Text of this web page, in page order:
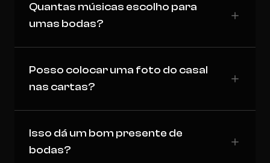
Quantas músicas escolho para
umas bodas?
Posso colocar uma foto do casal
nas cartas?
Isso dá um bom presente de
bodas?